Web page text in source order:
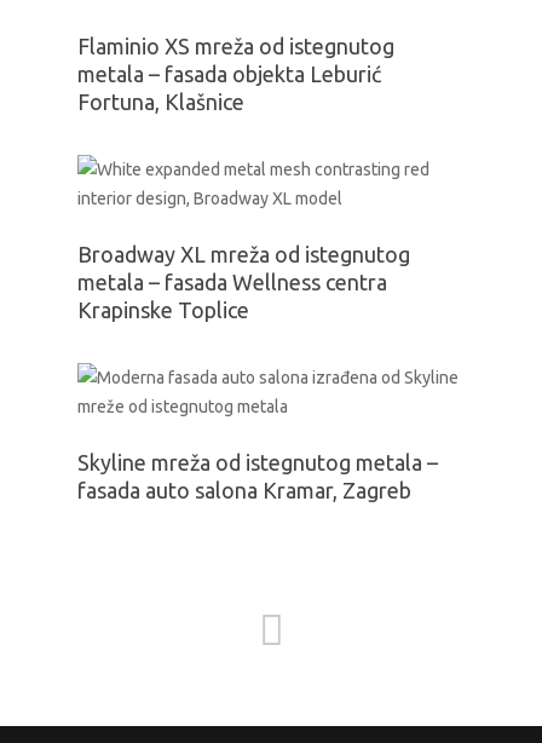
Flaminio XS mreža od istegnutog
metala – fasada objekta Leburić
Fortuna, Klašnice
Broadway XL mreža od istegnutog
metala – fasada Wellness centra
Krapinske Toplice
Skyline mreža od istegnutog metala –
fasada auto salona Kramar, Zagreb